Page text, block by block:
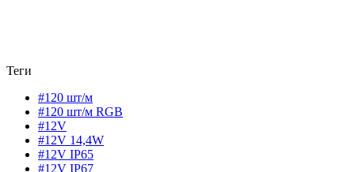
Теги
#120 шт/м
#120 шт/м RGB
#12V
#12V 14,4W
#12V IP65
#12V IP67